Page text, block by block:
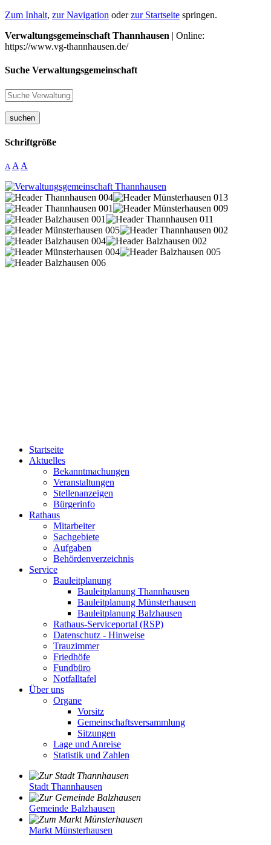
Zum Inhalt, zur Navigation oderzur Startseite springen.
Verwaltungsgemeinschaft Thannhausen | Online:
https://www.vg-thannhausen.de/
Suche Verwaltungsgemeinschaft
suchen
Schriftgröße
A A A
Startseite
Aktuelles
Bekanntmachungen
Veranstaltungen
Stellenanzeigen
Bürgerinfo
Rathaus
Mitarbeiter
Sachgebiete
Aufgaben
Behördenverzeichnis
Service
Bauleitplanung
Bauleitplanung Thannhausen
Bauleitplanung Münsterhausen
Bauleitplanung Balzhausen
Rathaus-Serviceportal (RSP)
Datenschutz - Hinweise
Trauzimmer
Friedhöfe
Fundbüro
Notfalltafel
Über uns
Organe
Vorsitz
Gemeinschaftsversammlung
Sitzungen
Lage und Anreise
Statistik und Zahlen
Stadt Thannhausen
Gemeinde Balzhausen
Markt Münsterhausen